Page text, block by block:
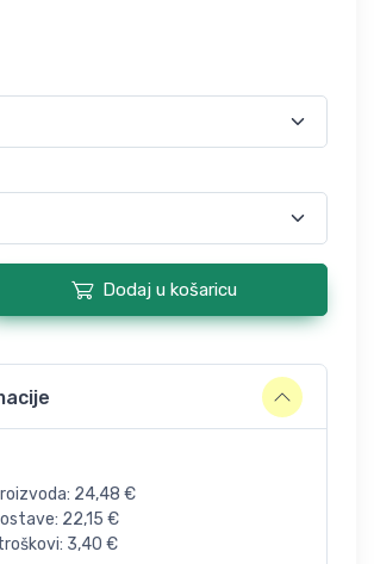
Dodaj u košaricu
24,48 €
22,15 €
3,40 €